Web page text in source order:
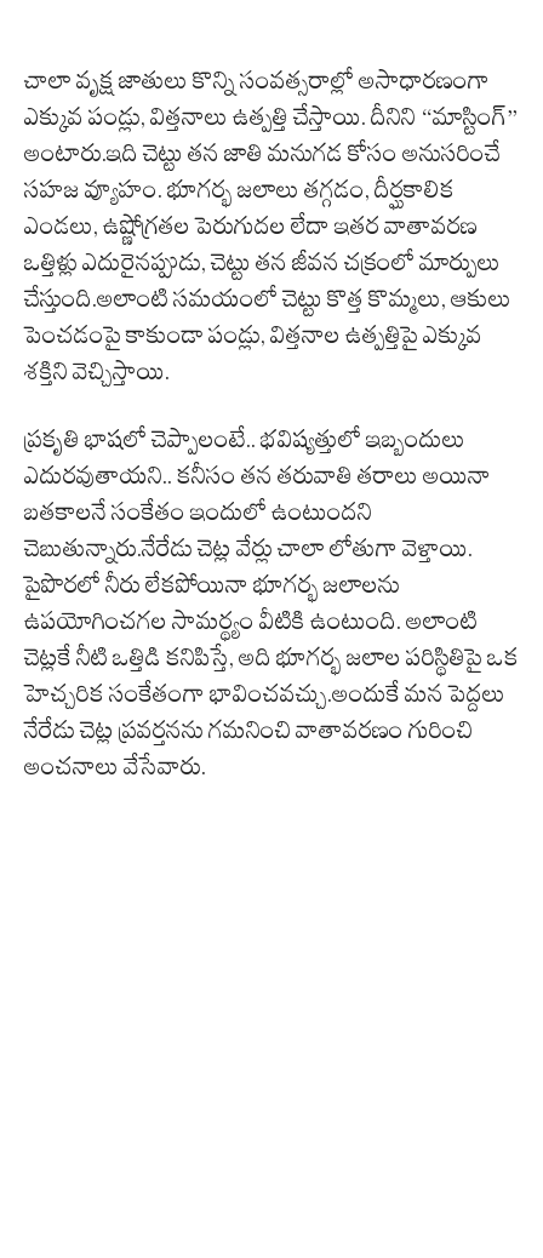
చాలా వృక్ష జాతులు కొన్ని సంవత్సరాల్లో అసాధారణంగా
ఎక్కువ పండ్లు, విత్తనాలు ఉత్పత్తి చేస్తాయి. దీనిని “మాస్టింగ్”
అంటారు.ఇది చెట్టు తన జాతి మనుగడ కోసం అనుసరించే
సహజ వ్యూహం. భూగర్భ జలాలు తగ్గడం, దీర్ఘకాలిక
ఎండలు, ఉష్ణోగ్రతల పెరుగుదల లేదా ఇతర వాతావరణ
ఒత్తిళ్లు ఎదురైనప్పుడు, చెట్టు తన జీవన చక్రంలో మార్పులు
చేస్తుంది.అలాంటి సమయంలో చెట్టు కొత్త కొమ్మలు, ఆకులు
పెంచడంపై కాకుండా పండ్లు, విత్తనాల ఉత్పత్తిపై ఎక్కువ
శక్తిని వెచ్చిస్తాయి.
ప్రకృతి భాషలో చెప్పాలంటే.. భవిష్యత్తులో ఇబ్బందులు
ఎదురవుతాయని.. కనీసం తన తరువాతి తరాలు అయినా
బతకాలనే సంకేతం ఇందులో ఉంటుందని
చెబుతున్నారు.నేరేడు చెట్ల వేర్లు చాలా లోతుగా వెళ్తాయి.
పైపొరలో నీరు లేకపోయినా భూగర్భ జలాలను
ఉపయోగించగల సామర్థ్యం వీటికి ఉంటుంది. అలాంటి
చెట్లకే నీటి ఒత్తిడి కనిపిస్తే, అది భూగర్భ జలాల పరిస్థితిపై ఒక
హెచ్చరిక సంకేతంగా భావించవచ్చు.అందుకే మన పెద్దలు
నేరేడు చెట్ల ప్రవర్తనను గమనించి వాతావరణం గురించి
అంచనాలు వేసేవారు.